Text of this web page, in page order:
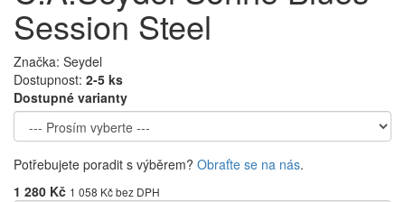
Session Steel
Značka: Seydel
Dostupnost: 2-5 ks
Dostupné varianty
Potřebujete poradit s výběrem? Obraťte se na nás.
1 280 Kč 1 058 Kčbez DPH